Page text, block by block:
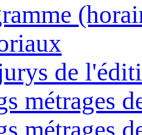
de
métrages
métrages